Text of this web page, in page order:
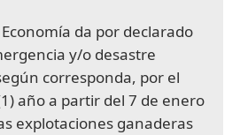
da por declarado
y/o desastre
corresponda, por el
año a partir del 7 de enero
explotaciones ganaderas